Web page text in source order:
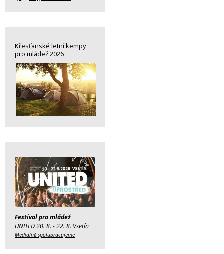
Křesťanské letní kempy
pro mládež 2026
Festival pro mládež
UNITED 20. 8. - 22. 8. Vsetín
Mediálně spolupracujeme